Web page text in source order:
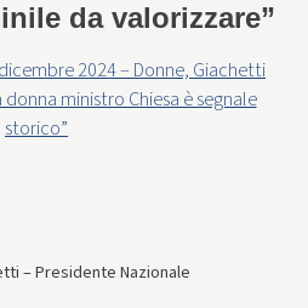
da valorizzare”
dicembre 2024 – Donne, Giachetti
ministro Chiesa è segnale
storico”
– Presidente Nazionale